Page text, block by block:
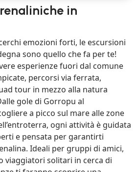
in
emozioni forti, le escursioni
sono quello che fa per te!
esperienze fuori dal comune
percorsi via ferrata,
tour in mezzo alla natura
gole di Gorropu al
a picco sul mare alle zone
ogni attività è guidata
e pensata per garantirti
Ideali per gruppi di amici,
viaggiatori solitari in cerca di